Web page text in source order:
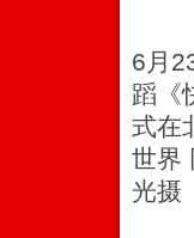
6月
蹈《
式在
世界
光摄